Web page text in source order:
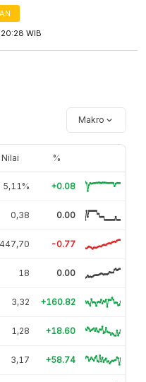
WIB
Makro
Nilai %
5,11% +0.08
0,38 0.00
-0.77
18 0.00
3,32 +160.82
1,28 +18.60
3,17 +58.74